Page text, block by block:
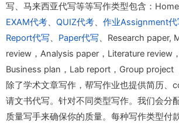
写、马来西亚代写等等写作类型包含：
EXAM代考
QUIZ代考 作业Assignment代
Report代写
Paper代写 、Research paper,
review，Analysis paper，Literature review
Business plan，Lab report，Group project
除了学术文章写作，帮写作业也提供简历、
请文书代写。针对不同类型写作。我们会分
质量写手来确保你的质量。每种写作类型付